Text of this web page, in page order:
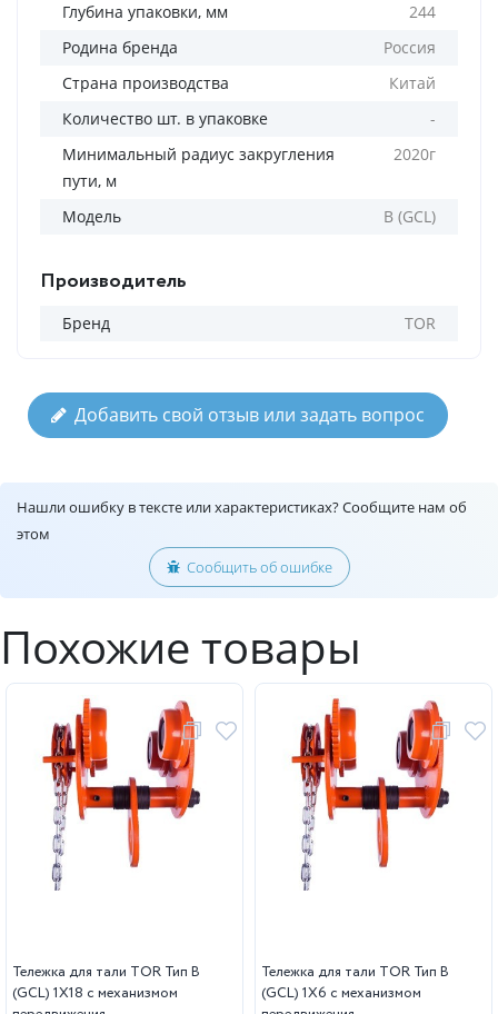
Глубина упаковки, мм
244
Родина бренда
Россия
Страна производства
Китай
Количество шт. в упаковке
-
Минимальный радиус закругления
пути, м
2020г
Модель B (GCL)
Производитель
Бренд TOR
Добавить свой отзыв или задать вопрос
Нашли ошибку в тексте или характеристиках? Сообщите нам об
этом
Сообщить об ошибке
Похожие товары
Тележка для тали TOR Тип В
(GCL) 1Х18 с механизмом
Тележка для тали TOR Тип В
(GCL) 1Х6 с механизмом